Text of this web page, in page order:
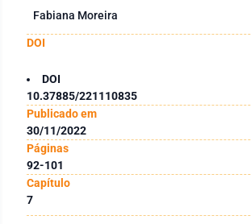
Fabiana Moreira
DOI
DOI
10.37885/221110835
Publicado em
30/11/2022
Páginas
92-101
Capítulo
7